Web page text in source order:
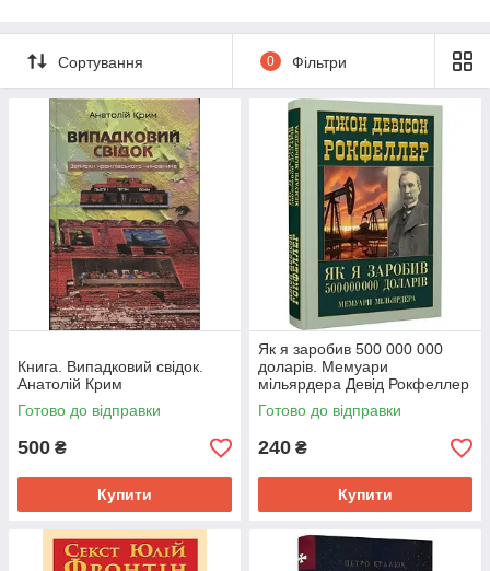
Сортування 0 Фільтри
Книга. Випадковий свідок.
Анатолій Крим
Готово до відправки
500 ₴
Купити
Як я заробив 500 000 000
доларів. Мемуари
мільярдера Девід Рокфеллер
Антологія мудрості
Готово до відправки
240 ₴
Купити